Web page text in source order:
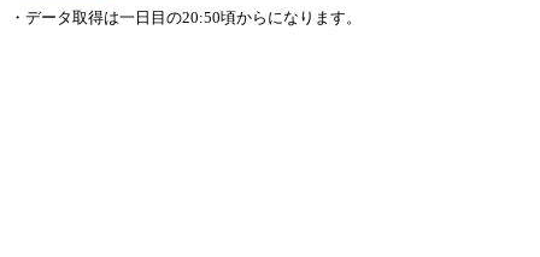
・データ取得は一日目の20:50頃からになります。